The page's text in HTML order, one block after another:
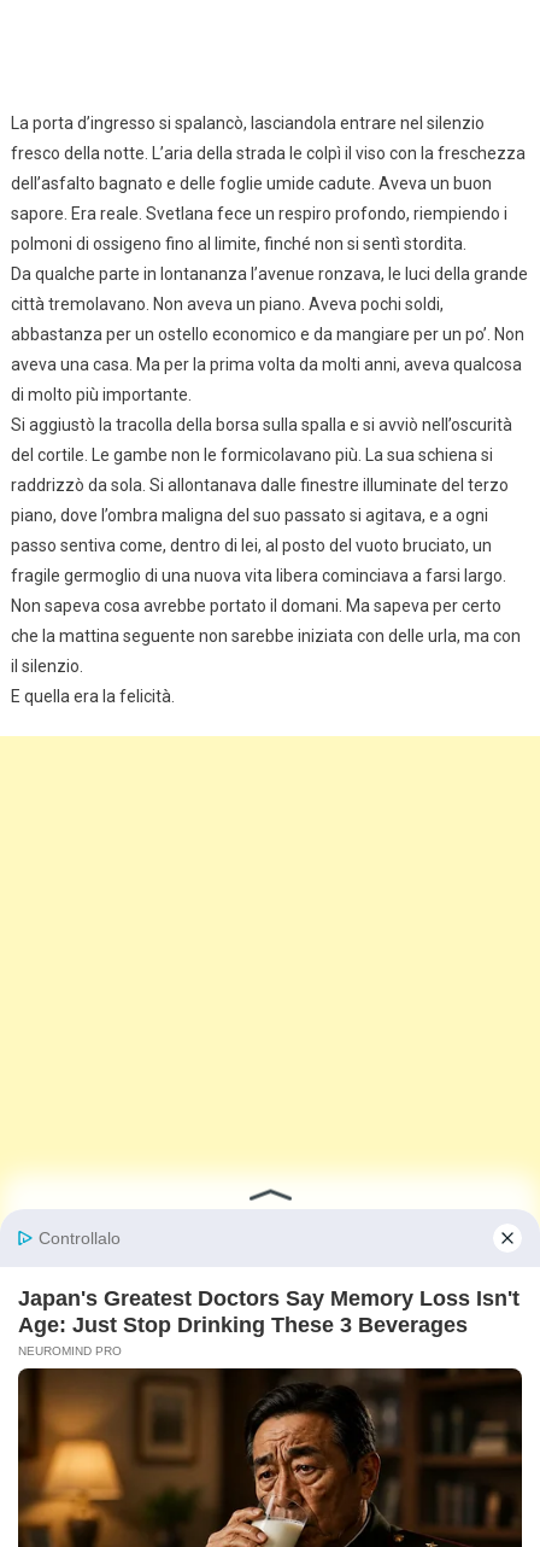
La porta d’ingresso si spalancò, lasciandola entrare nel silenzio
fresco della notte. L’aria della strada le colpì il viso con la freschezza
dell’asfalto bagnato e delle foglie umide cadute. Aveva un buon
sapore. Era reale. Svetlana fece un respiro profondo, riempiendo i
polmoni di ossigeno fino al limite, finché non si sentì stordita.
Da qualche parte in lontananza l’avenue ronzava, le luci della grande
città tremolavano. Non aveva un piano. Aveva pochi soldi,
abbastanza per un ostello economico e da mangiare per un po’. Non
aveva una casa. Ma per la prima volta da molti anni, aveva qualcosa
di molto più importante.
Si aggiustò la tracolla della borsa sulla spalla e si avviò nell’oscurità
del cortile. Le gambe non le formicolavano più. La sua schiena si
raddrizzò da sola. Si allontanava dalle finestre illuminate del terzo
piano, dove l’ombra maligna del suo passato si agitava, e a ogni
passo sentiva come, dentro di lei, al posto del vuoto bruciato, un
fragile germoglio di una nuova vita libera cominciava a farsi largo.
Non sapeva cosa avrebbe portato il domani. Ma sapeva per certo
che la mattina seguente non sarebbe iniziata con delle urla, ma con
il silenzio.
E quella era la felicità.